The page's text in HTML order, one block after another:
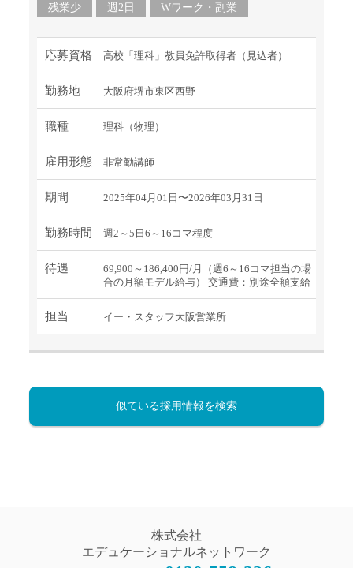
残業少
週2日 Wワーク・副業
応募資格 高校「理科」教員免許取得者（見込者）
勤務地 大阪府堺市東区西野
職種 理科（物理）
雇用形態 非常勤講師
期間 2025年04月01日〜2026年03月31日
勤務時間 週2～5日6～16コマ程度
待遇
69,900～186,400円/月（週6～16コマ担当の場
合の月額モデル給与） 交通費：別途全額支給
担当 イー・スタッフ大阪営業所
似ている採用情報を検索
株式会社
エデュケーショナルネットワーク